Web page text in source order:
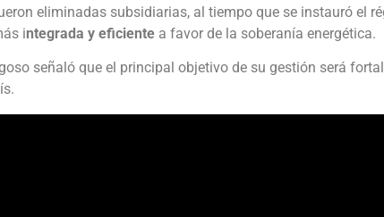
eliminadas subsidiarias, al tiempo que se instauró el
integrada y eficiente a favor de la soberanía energética.
señaló que el principal objetivo de su gestión será